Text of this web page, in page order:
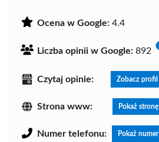
Ocena w Google: 4.4
Liczba opinii w Google: 892
Czytaj opinie: Zobacz profil
Strona www: Pokaż stronę
Numer telefonu: Pokaż numer